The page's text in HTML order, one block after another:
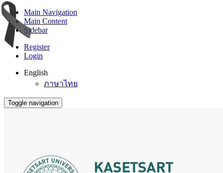
Main Navigation
Main Content
Sidebar
Register
Login
English
ภาษาไทย
Toggle navigation